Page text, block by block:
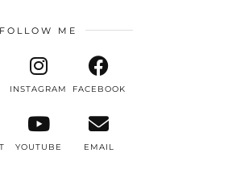
FOLLOW ME
INSTAGRAM FACEBOOK
YOUTUBE EMAIL